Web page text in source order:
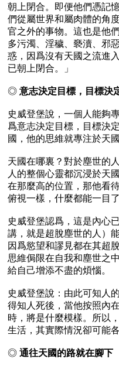
朝上閉合。即便他們憑記
們從屬世界和屬肉體的角
官之外的事物。這也是他
多污濁、淫穢、褻瀆、邪
惑，因爲沒有天國之流進
已朝上閉合。」
◎ 意志決定目標，目標決
史威登堡說，一個人能夠
爲意志決定目標，目標決
國，他的思維就專注於天
天國在哪裏？對於塵世的
人的整個心靈都沉浸於天
在那麼高的位置，那他看
俯視一樣，什麼都能一目
史威登堡認爲，這是內心
講，就是超脫塵世的人）
因爲慾望和謬見都在其超
思維侷限在自我和塵世之
給自己增添不盡的煩惱。
史威登堡說：由此可知人
得知人死後，當他按照內
時，將是什麼模樣。所以
生活，其實際情況卻可能各
◎ 通往天國的路就在腳下